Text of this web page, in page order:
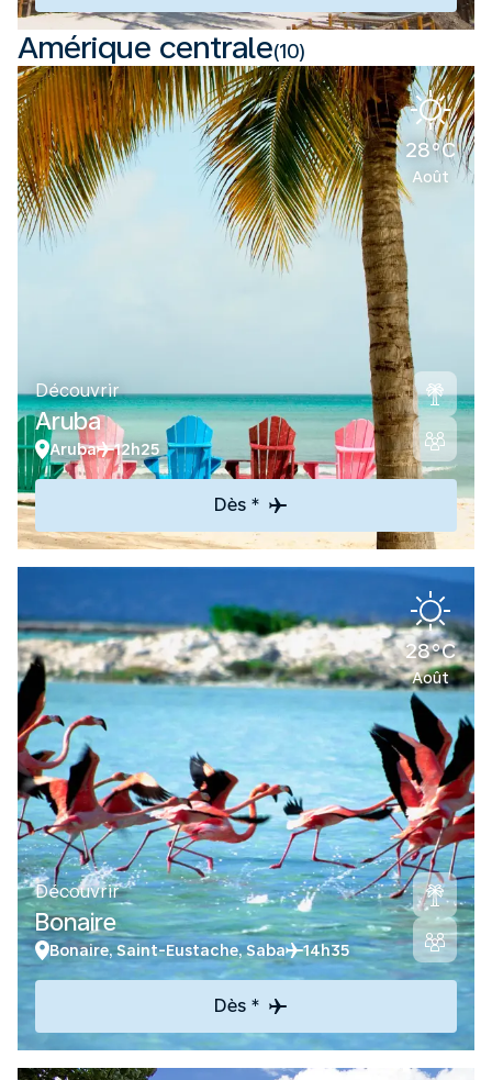
Amérique centrale(10)
28°C
Août
Découvrir
Aruba
Aruba 12h25
Dès *
28°C
Août
Découvrir
Bonaire
Bonaire, Saint-Eustache, Saba 14h35
Dès *